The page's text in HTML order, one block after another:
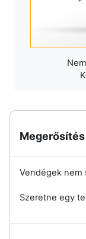
Megerősítés
Vendégek nem
Szeretne egy